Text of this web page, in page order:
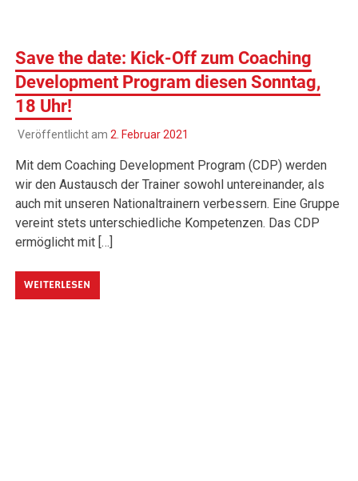
Save the date: Kick-Off zum Coaching
Development Program diesen Sonntag,
18 Uhr!
Veröffentlicht am 2. Februar 2021
Mit dem Coaching Development Program (CDP) werden
wir den Austausch der Trainer sowohl untereinander, als
auch mit unseren Nationaltrainern verbessern. Eine Gruppe
vereint stets unterschiedliche Kompetenzen. Das CDP
ermöglicht mit […]
WEITERLESEN